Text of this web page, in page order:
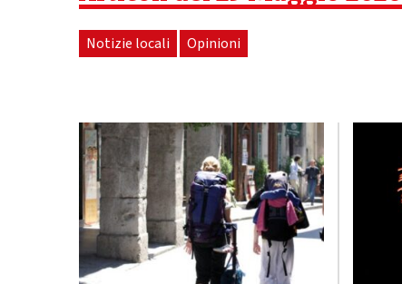
Notizie locali Opinioni